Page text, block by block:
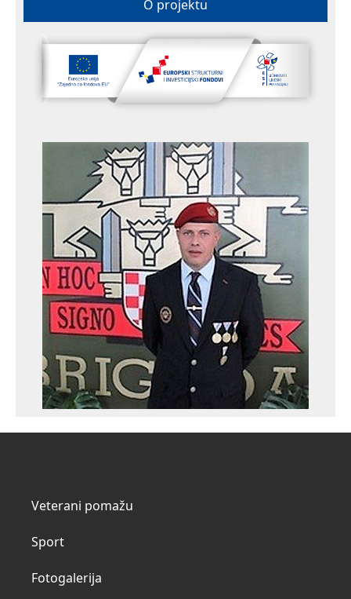
O projektu
Veterani pomažu
Sport
Fotogalerija